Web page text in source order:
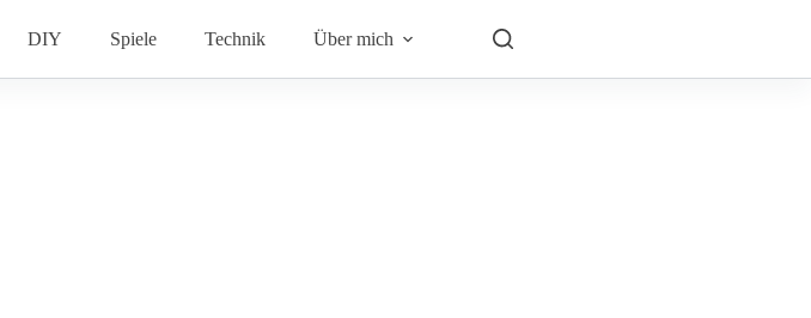
DIY Spiele Technik Über mich